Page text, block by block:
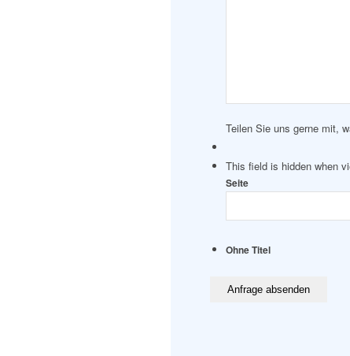
Teilen Sie uns gerne mit,
This field is hidden when
Seite
Ohne Titel